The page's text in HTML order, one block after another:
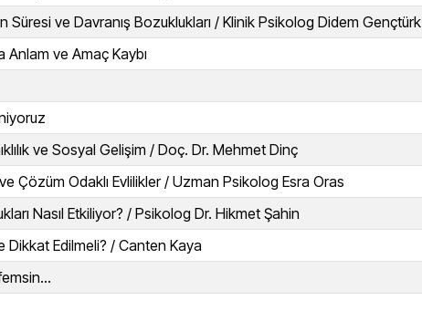
Süresi ve Davranış Bozuklukları / Klinik Psikolog Didem Gençtürk
Anlam ve Amaç Kaybı
ve Sosyal Gelişim / Doç. Dr. Mehmet Dinç
Çözüm Odaklı Evlilikler / Uzman Psikolog Esra Oras
Nasıl Etkiliyor? / Psikolog Dr. Hikmet Şahin
Dikkat Edilmeli? / Canten Kaya